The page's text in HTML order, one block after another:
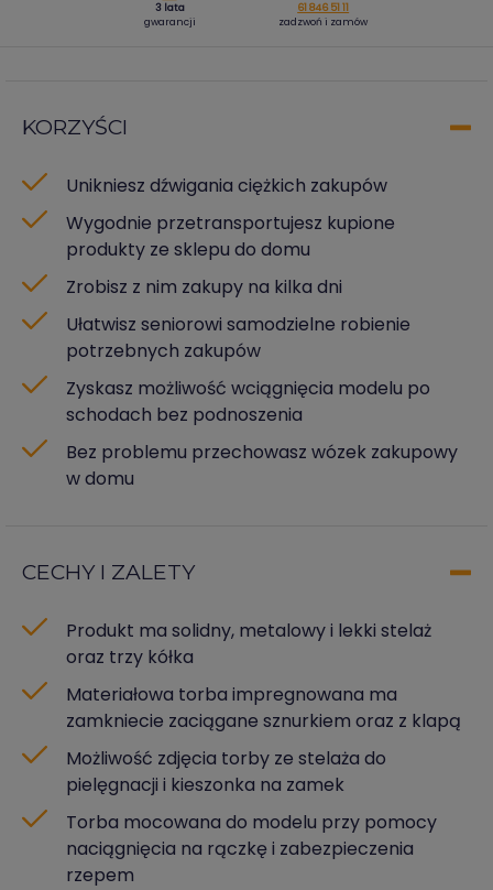
3 lata
gwarancji
61 846 51 11
zadzwoń i zamów
KORZYŚCI
Unikniesz dźwigania ciężkich zakupów
Wygodnie przetransportujesz kupione
produkty ze sklepu do domu
Zrobisz z nim zakupy na kilka dni
Ułatwisz seniorowi samodzielne robienie
potrzebnych zakupów
Zyskasz możliwość wciągnięcia modelu po
schodach bez podnoszenia
Bez problemu przechowasz wózek zakupowy
w domu
CECHY I ZALETY
Produkt ma solidny, metalowy i lekki stelaż
oraz trzy kółka
Materiałowa torba impregnowana ma
zamkniecie zaciągane sznurkiem oraz z klapą
Możliwość zdjęcia torby ze stelaża do
pielęgnacji i kieszonka na zamek
Torba mocowana do modelu przy pomocy
naciągnięcia na rączkę i zabezpieczenia
rzepem